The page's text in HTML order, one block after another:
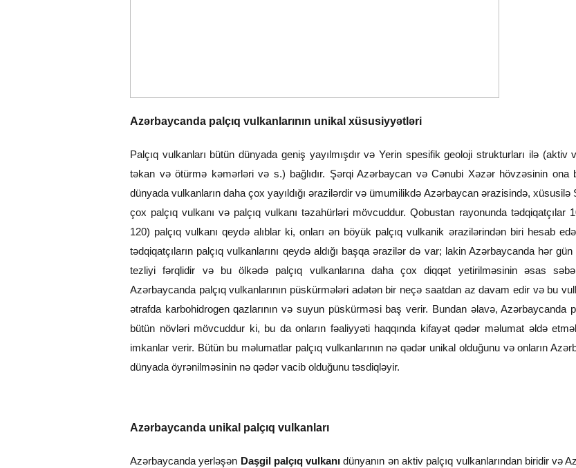
Azərbaycanda palçıq vulkanlarının unikal xüsusiyyətləri
Palçıq vulkanları bütün dünyada geniş yayılmışdır və Yerin spesifik geoloji strukturları ilə (aktiv
təkan və ötürmə kəmərləri və s.) bağlıdır. Şərqi Azərbaycan və Cənubi Xəzər hövzəsinin ona
dünyada vulkanların daha çox yayıldığı ərazilərdir və ümumilikdə Azərbaycan ərazisində, xüsusilə
çox palçıq vulkanı və palçıq vulkanı təzahürləri mövcuddur. Qobustan rayonunda tədqiqatçılar
120) palçıq vulkanı qeydə alıblar ki, onları ən böyük palçıq vulkanik ərazilərindən biri hesab
tədqiqatçıların palçıq vulkanlarını qeydə aldığı başqa ərazilər də var; lakin Azərbaycanda hər
tezliyi fərqlidir və bu ölkədə palçıq vulkanlarına daha çox diqqət yetirilməsinin əsas
Azərbaycanda palçıq vulkanlarının püskürmələri adətən bir neçə saatdan az davam edir və bu
ətrafda karbohidrogen qazlarının və suyun püskürməsi baş verir. Bundan əlavə, Azərbaycanda
bütün növləri mövcuddur ki, bu da onların fəaliyyəti haqqında kifayət qədər məlumat əldə
imkanlar verir. Bütün bu məlumatlar palçıq vulkanlarının nə qədər unikal olduğunu və onların
dünyada öyrənilməsinin nə qədər vacib olduğunu təsdiqləyir.
Azərbaycanda unikal palçıq vulkanları
Azərbaycanda yerləşən Daşgil palçıq vulkanı dünyanın ən aktiv palçıq vulkanlarından biridir və